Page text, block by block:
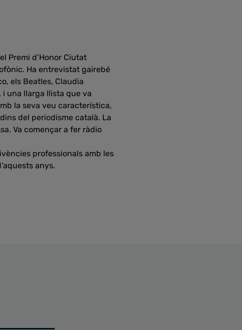
Premi d’Honor Ciutat
Ha entrevistat gairebé
els Beatles, Claudia
i una llarga llista que va
la seva veu característica,
del periodisme català. La
Va començar a fer ràdio
professionals amb les
anys.